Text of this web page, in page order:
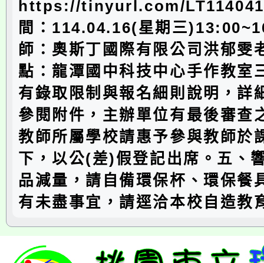
https://tinyurl.com/
間：114.04.16(星期三
師：奧斯丁國際有限公司洪郁雯
點：龍潭國中科技中心手作教室
有錄取限制與報名細則說明，詳
參閱附件，主辦單位有最後審查
教師所屬學校請惠予參與教師於
下，以公(差)假登記出席。五、
品減量，請自備環保杯、環保餐
有未盡事宜，請逕洽本校自造教